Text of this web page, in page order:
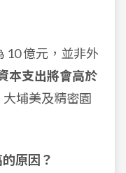
10 億元，並非外
本支出將會高於
大埔美及精密園
原因？